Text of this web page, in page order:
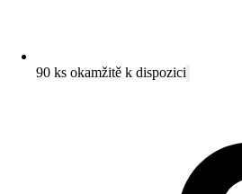
90 ks okamžitě k dispozici